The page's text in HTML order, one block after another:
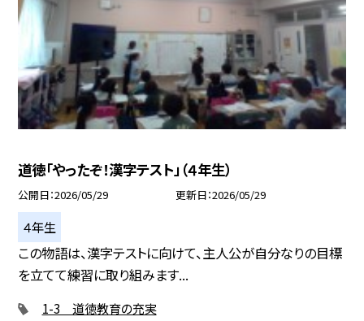
道徳「やったぞ！漢字テスト」（４年生）
公開日 2026/05/29 更新日 2026/05/29
４年生
この物語は、漢字テストに向けて、主人公が自分なりの目標
を立てて練習に取り組みます...
1-3 道徳教育の充実